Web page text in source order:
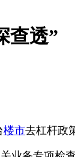
查透”
楼市去杠杆政